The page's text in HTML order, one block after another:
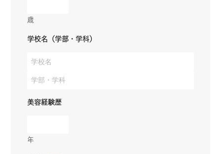
一生働きたい、一生通いたいサロン創り。
歳
学校名（学部・学科）
美容経験歴
年